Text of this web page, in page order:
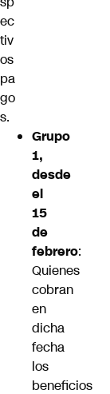
ec
tiv
os
pa
go
s.
Grupo
1,
desde
el
15
de
febrero:
Quienes
cobran
en
dicha
fecha
los
beneficios